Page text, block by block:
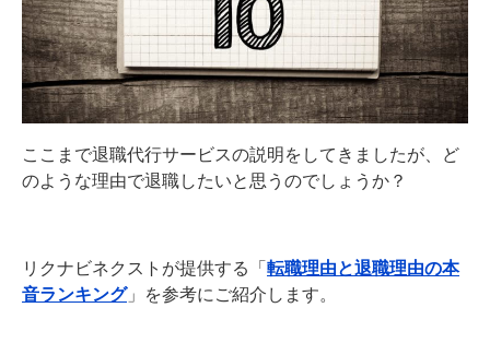
ここまで退職代行サービスの説明をしてきましたが、ど
のような理由で退職したいと思うのでしょうか？
リクナビネクストが提供する「 転職理由と退職理由の本
音ランキング」を参考にご紹介します。